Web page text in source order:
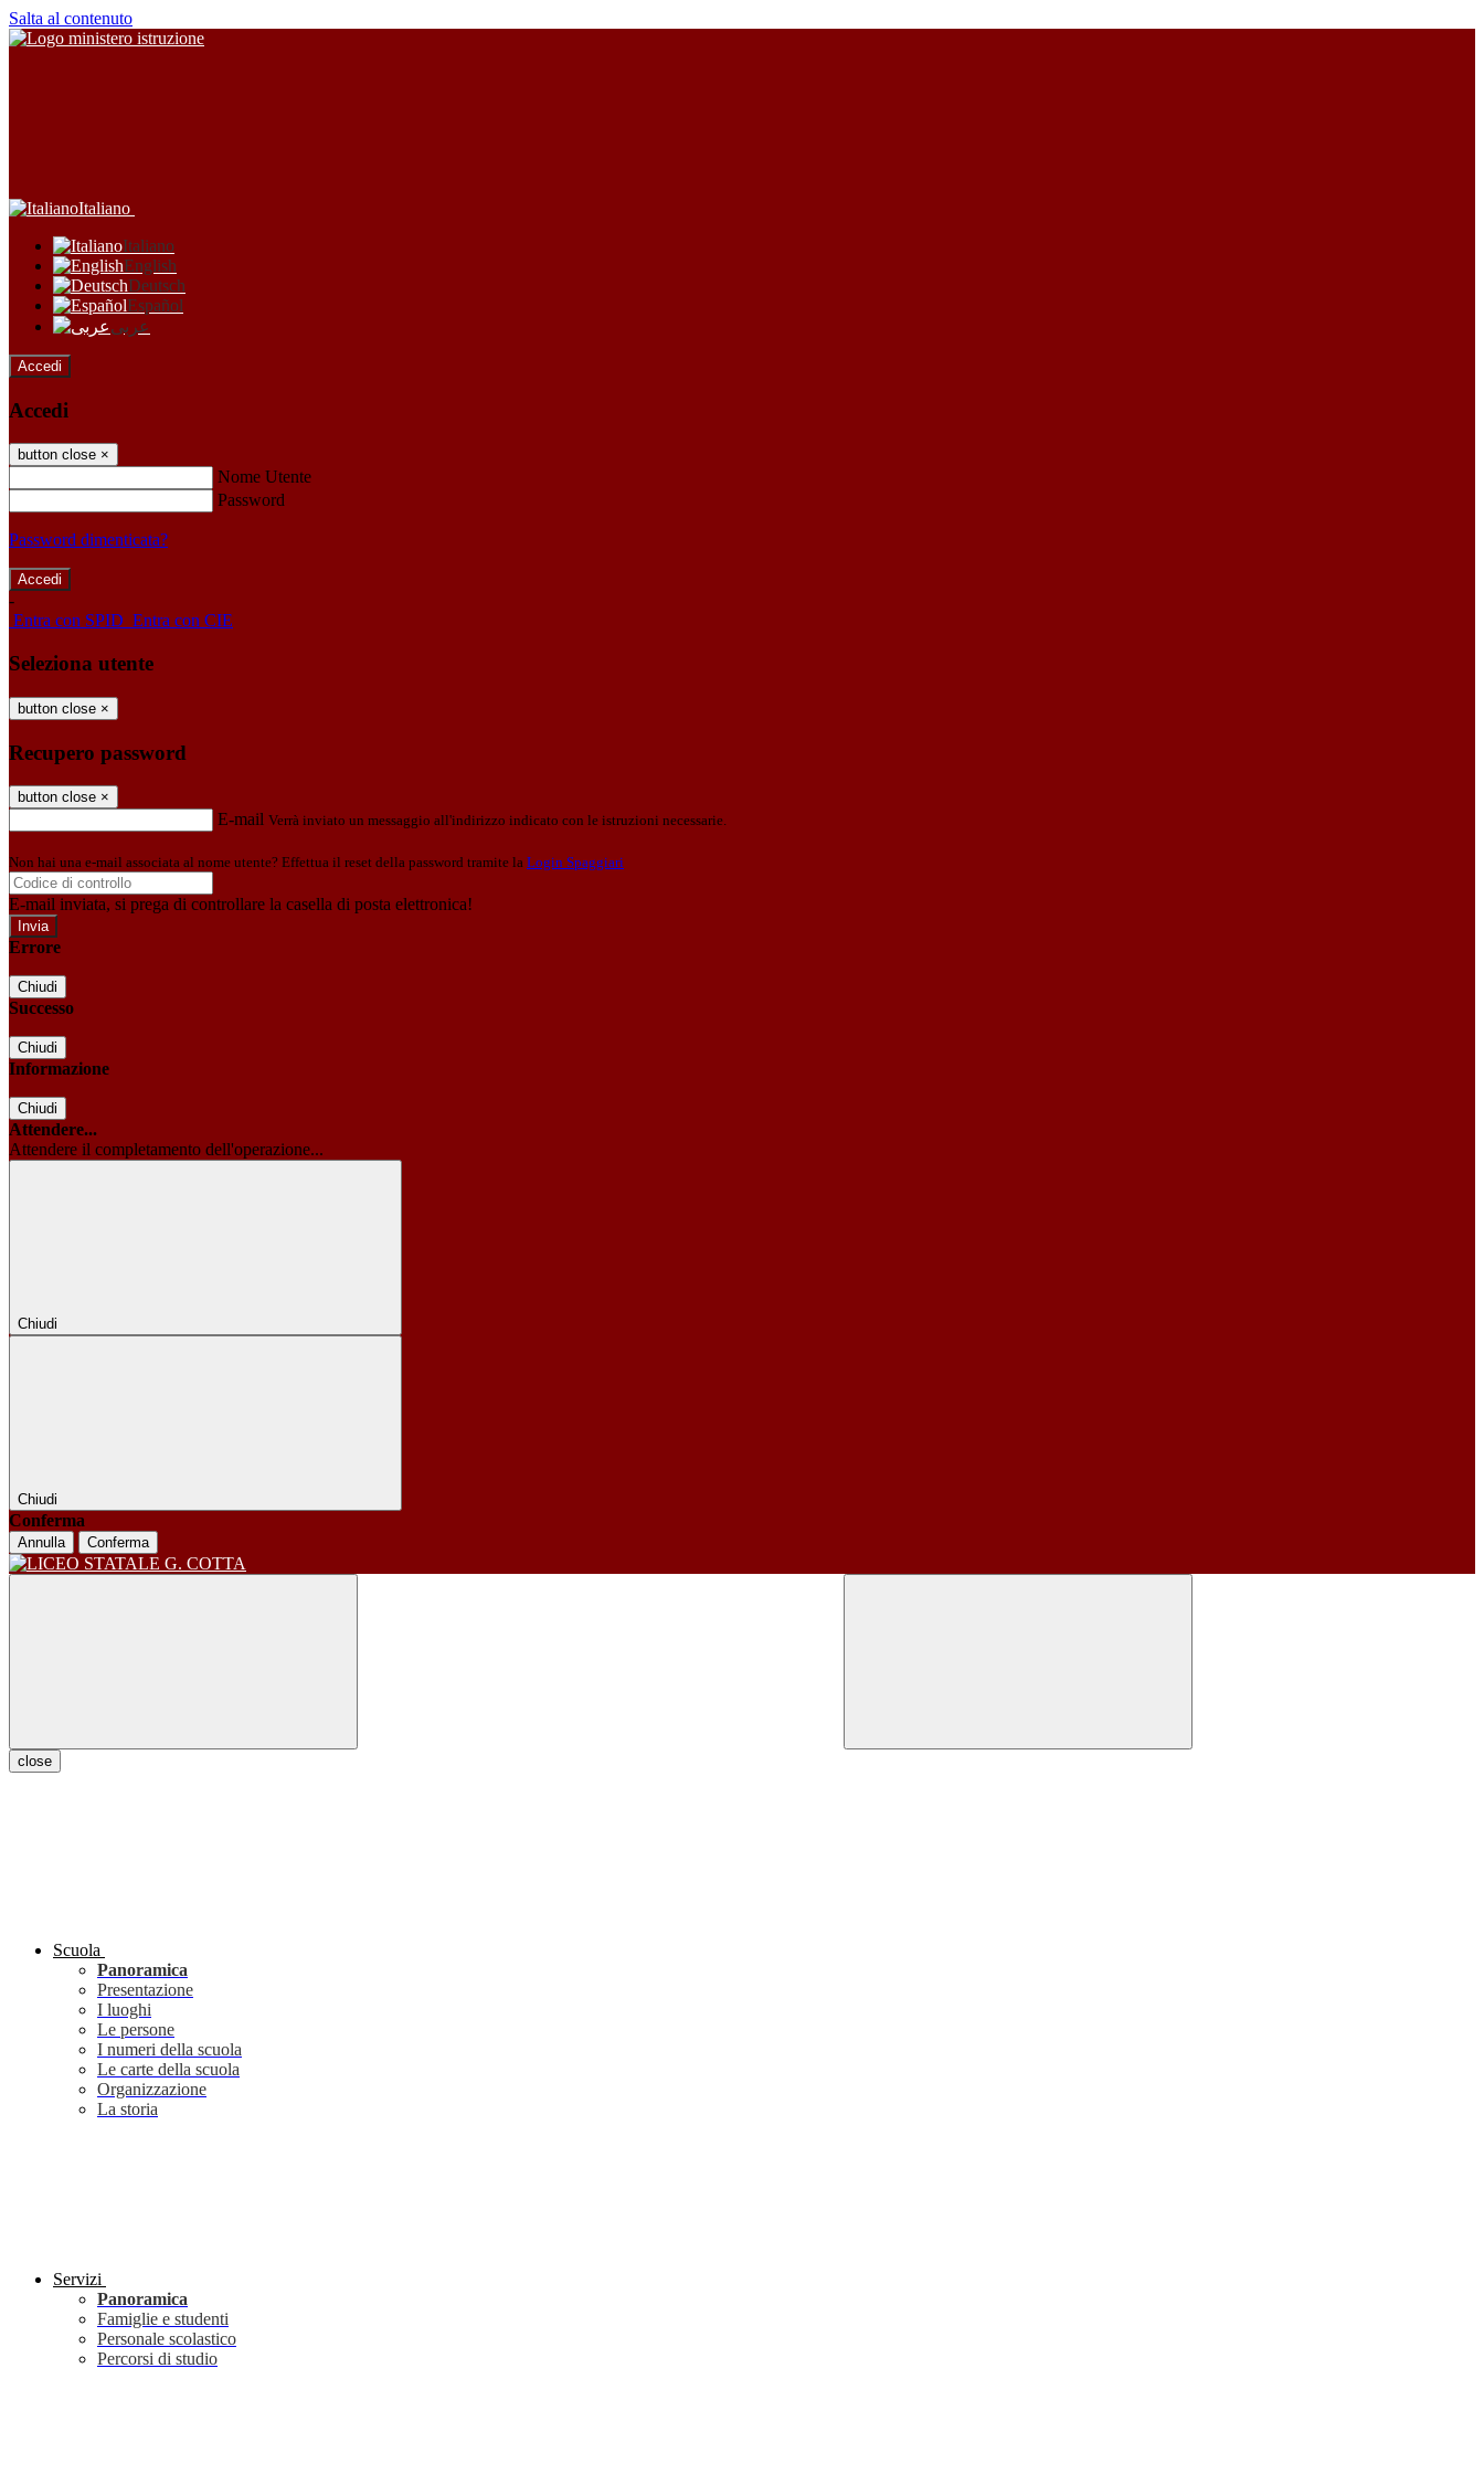
Salta al contenuto
Italiano
Italiano
English
Deutsch
Español
عربى
Accedi
Accedi
button close ×
Nome Utente
Password
Password dimenticata?
-
Entra con SPID Entra con CIE
Seleziona utente
button close ×
Recupero password
button close ×
E-mail Verrà inviato un messaggio all'indirizzo indicato con le istruzioni necessarie.
Non hai una e-mail associata al nome utente? Effettua il reset della password tramite la Login Spaggiari
E-mail inviata, si prega di controllare la casella di posta elettronica!
Errore
Chiudi
Successo
Chiudi
Informazione
Chiudi
Attendere...
Attendere il completamento dell'operazione...
Chiudi
Chiudi
Conferma
Annulla Conferma
close
Scuola
Panoramica
Presentazione
I luoghi
Le persone
I numeri della scuola
Le carte della scuola
Organizzazione
La storia
Servizi
Panoramica
Famiglie e studenti
Personale scolastico
Percorsi di studio